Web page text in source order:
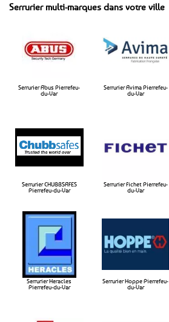
Serrurier multi-marques dans votre ville
Serrurier Abus Pierrefeu-
du-Var
Serrurier Avima Pierrefeu-
du-Var​
Serrurier CHUBBSAFES
Pierrefeu-du-Var​
Serrurier Fichet Pierrefeu-
du-Var​
Serrurier Heracles
Pierrefeu-du-Var​
Serrurier Hoppe Pierrefeu-
du-Var​